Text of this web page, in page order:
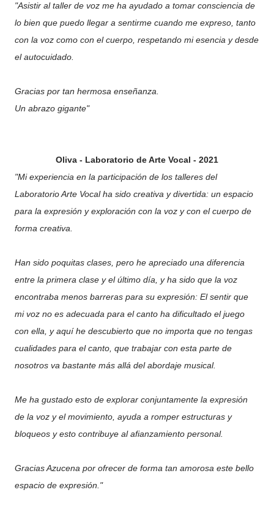
"Asistir al taller de voz me ha ayudado a tomar consciencia de
lo bien que puedo llegar a sentirme cuando me expreso, tanto
con la voz como con el cuerpo, respetando mi esencia y desde
el autocuidado.
Gracias por tan hermosa enseñanza.
Un abrazo gigante"
Oliva - Laboratorio de Arte Vocal - 2021
"Mi experiencia en la participación de los talleres del
Laboratorio Arte Vocal ha sido creativa y divertida: un espacio
para la expresión y exploración con la voz y con el cuerpo de
forma creativa.
Han sido poquitas clases, pero he apreciado una diferencia
entre la primera clase y el último día, y ha sido que la voz
encontraba menos barreras para su expresión: El sentir que
mi voz no es adecuada para el canto ha dificultado el juego
con ella, y aquí he descubierto que no importa que no tengas
cualidades para el canto, que trabajar con esta parte de
nosotros va bastante más allá del abordaje musical.
Me ha gustado esto de explorar conjuntamente la expresión
de la voz y el movimiento, ayuda a romper estructuras y
bloqueos y esto contribuye al afianzamiento personal.
Gracias Azucena por ofrecer de forma tan amorosa este bello
espacio de expresión."